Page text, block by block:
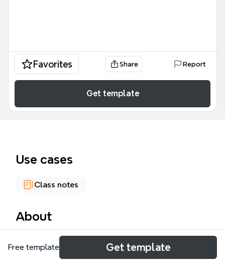
Favorites Share Report
Get template
Use cases
Class notes
About
La plantilla de mapa mental 'LA SALUD' de Xmind
define la salud como un estado de completo
Free template Get template